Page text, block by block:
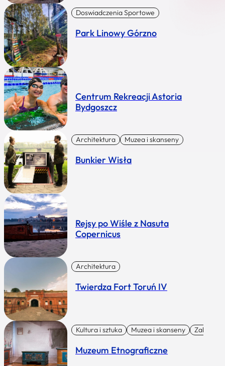
Doswiadczenia Sportowe
Park Linowy Górzno
Centrum Rekreacji Astoria
Bydgoszcz
Architektura Muzea i skanseny
Bunkier Wisła
Rejsy po Wiśle z Nasuta
Copernicus
Architektura
Twierdza Fort Toruń IV
Kultura i sztuka Muzea i skanseny Zabytki I
Muzeum Etnograficzne